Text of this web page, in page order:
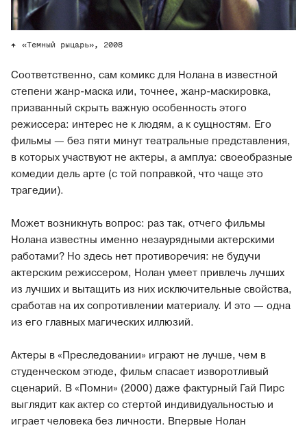
«Темный рыцарь», 2008
Соответственно, сам комикс для Нолана в известной
степени жанр-маска или, точнее, жанр-маскировка,
призванный скрыть важную особенность этого
режиссера: интерес не к людям, а к сущностям. Его
фильмы — без пяти минут театральные представления,
в которых участвуют не актеры, а амплуа: своеобразные
комедии дель арте (с той поправкой, что чаще это
трагедии).
Может возникнуть вопрос: раз так, отчего фильмы
Нолана известны именно незаурядными актерскими
работами? Но здесь нет противоречия: не будучи
актерским режиссером, Нолан умеет привлечь лучших
из лучших и вытащить из них исключительные свойства,
сработав на их сопротивлении материалу. И это — одна
из его главных магических иллюзий.
Актеры в «Преследовании» играют не лучше, чем в
студенческом этюде, фильм спасает изворотливый
сценарий. В «Помни» (2000) даже фактурный Гай Пирс
выглядит как актер со стертой индивидуальностью и
играет человека без личности. Впервые Нолан